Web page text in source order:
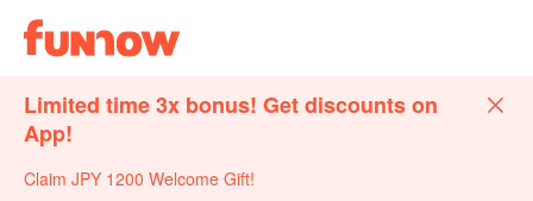
Limited time 3x bonus! Get discounts on
App!
Claim JPY 1200 Welcome Gift!